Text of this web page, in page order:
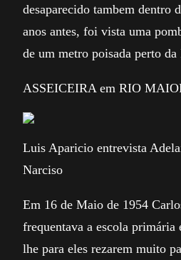
desaparecido tambem dentro
anos antes, foi vista uma
de um metro poisada perto
ASSEICEIRA em RIO
Luis Aparicio entrevista
Narciso
Em 16 de Maio de 1954
frequentava a escola primária
lhe para eles rezarem muito